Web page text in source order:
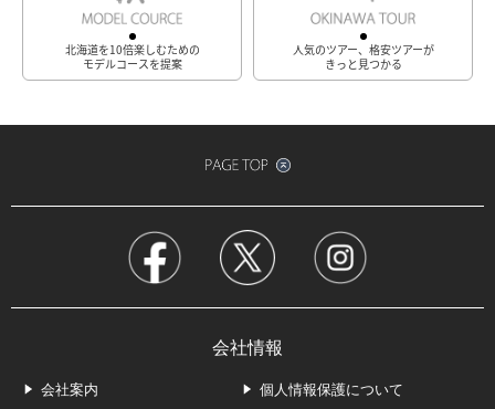
北海道を10倍楽しむための
モデルコースを提案
人気のツアー、格安ツアーが
きっと見つかる
会社情報
会社案内 個人情報保護について